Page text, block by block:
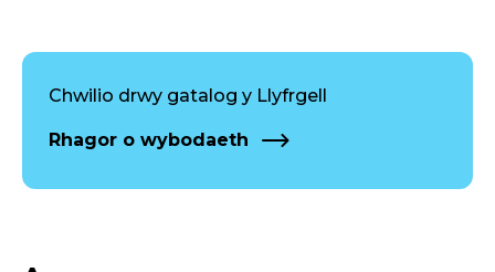
Chwilio drwy gatalog y Llyfrgell
Rhagor o wybodaeth